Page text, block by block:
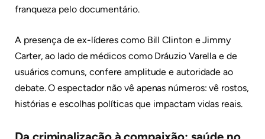
franqueza pelo documentário.
A presença de ex-líderes como Bill Clinton e Jimmy
Carter, ao lado de médicos como Dráuzio Varella e de
usuários comuns, confere amplitude e autoridade ao
debate. O espectador não vê apenas números: vê rostos,
histórias e escolhas políticas que impactam vidas reais.